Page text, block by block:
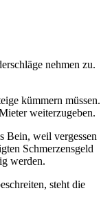
nehmen zu.
kümmern müssen.
weiterzugeben.
Bein, weil vergessen
Schmerzensgeld
werden.
steht die